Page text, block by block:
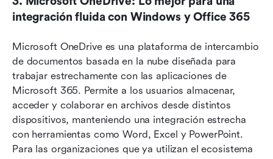
integración fluida con Windows y Office 365
Microsoft OneDrive es una plataforma de intercambio
de documentos basada en la nube diseñada para
trabajar estrechamente con las aplicaciones de
Microsoft 365. Permite a los usuarios almacenar,
acceder y colaborar en archivos desde distintos
dispositivos, manteniendo una integración estrecha
con herramientas como Word, Excel y PowerPoint.
Para las organizaciones que ya utilizan el ecosistema